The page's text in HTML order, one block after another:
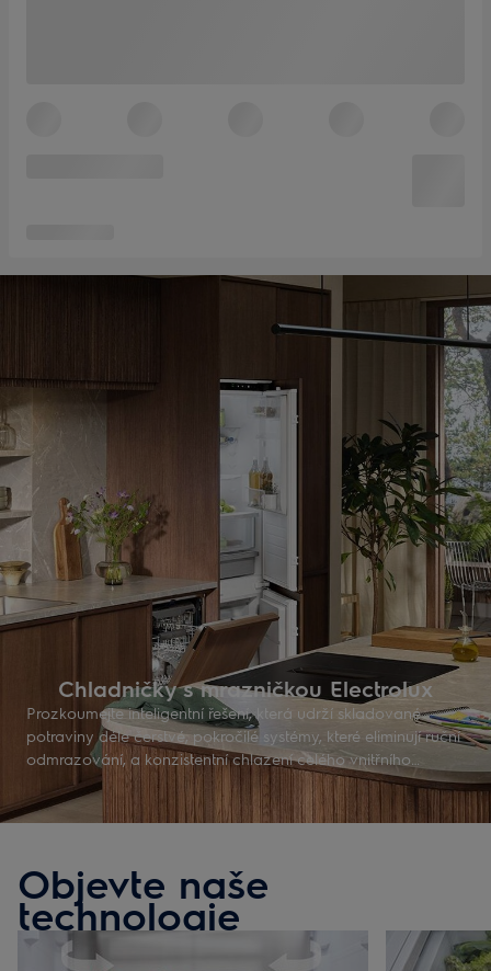
Chladničky s mrazničkou Electrolux
Prozkoumejte inteligentní řešení, která udrží skladované
potraviny déle čerstvé, pokročilé systémy, které eliminují ruční
odmrazování, a konzistentní chlazení celého vnitřního
prostoru. Udržitelný design a snadná integrace s kuchyní
vám určitě sedne. Najděte si ideální chladničku s mrazničkou
pro svou kuchyň.
Objevte naše
technologie